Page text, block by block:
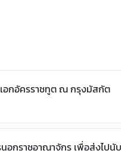
อกอัครราชทูต ณ กรุงมัสกัต
กราชอาณาจักร เพื่อส่งไป